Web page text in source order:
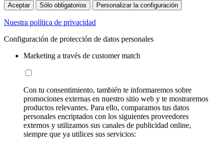
Aceptar Sólo obligatorios Personalizar la configuración
Nuestra política de privacidad
Configuración de protección de datos personales
Marketing a través de customer match
Con tu consentimiento, también te informaremos sobre
promociones externas en nuestro sitio web y te mostraremos
productos relevantes. Para ello, comparamos tus datos
personales encriptados con los siguientes proveedores
externos y utilizamos sus canales de publicidad online,
siempre que ya utilices sus servicios: